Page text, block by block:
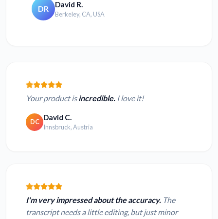
DR David R.
Berkeley, CA, USA
Your product isincredible. I love it!
DC David C.
Innsbruck, Austria
I'm very impressed about the accuracy. The
transcript needs a little editing, but just minor